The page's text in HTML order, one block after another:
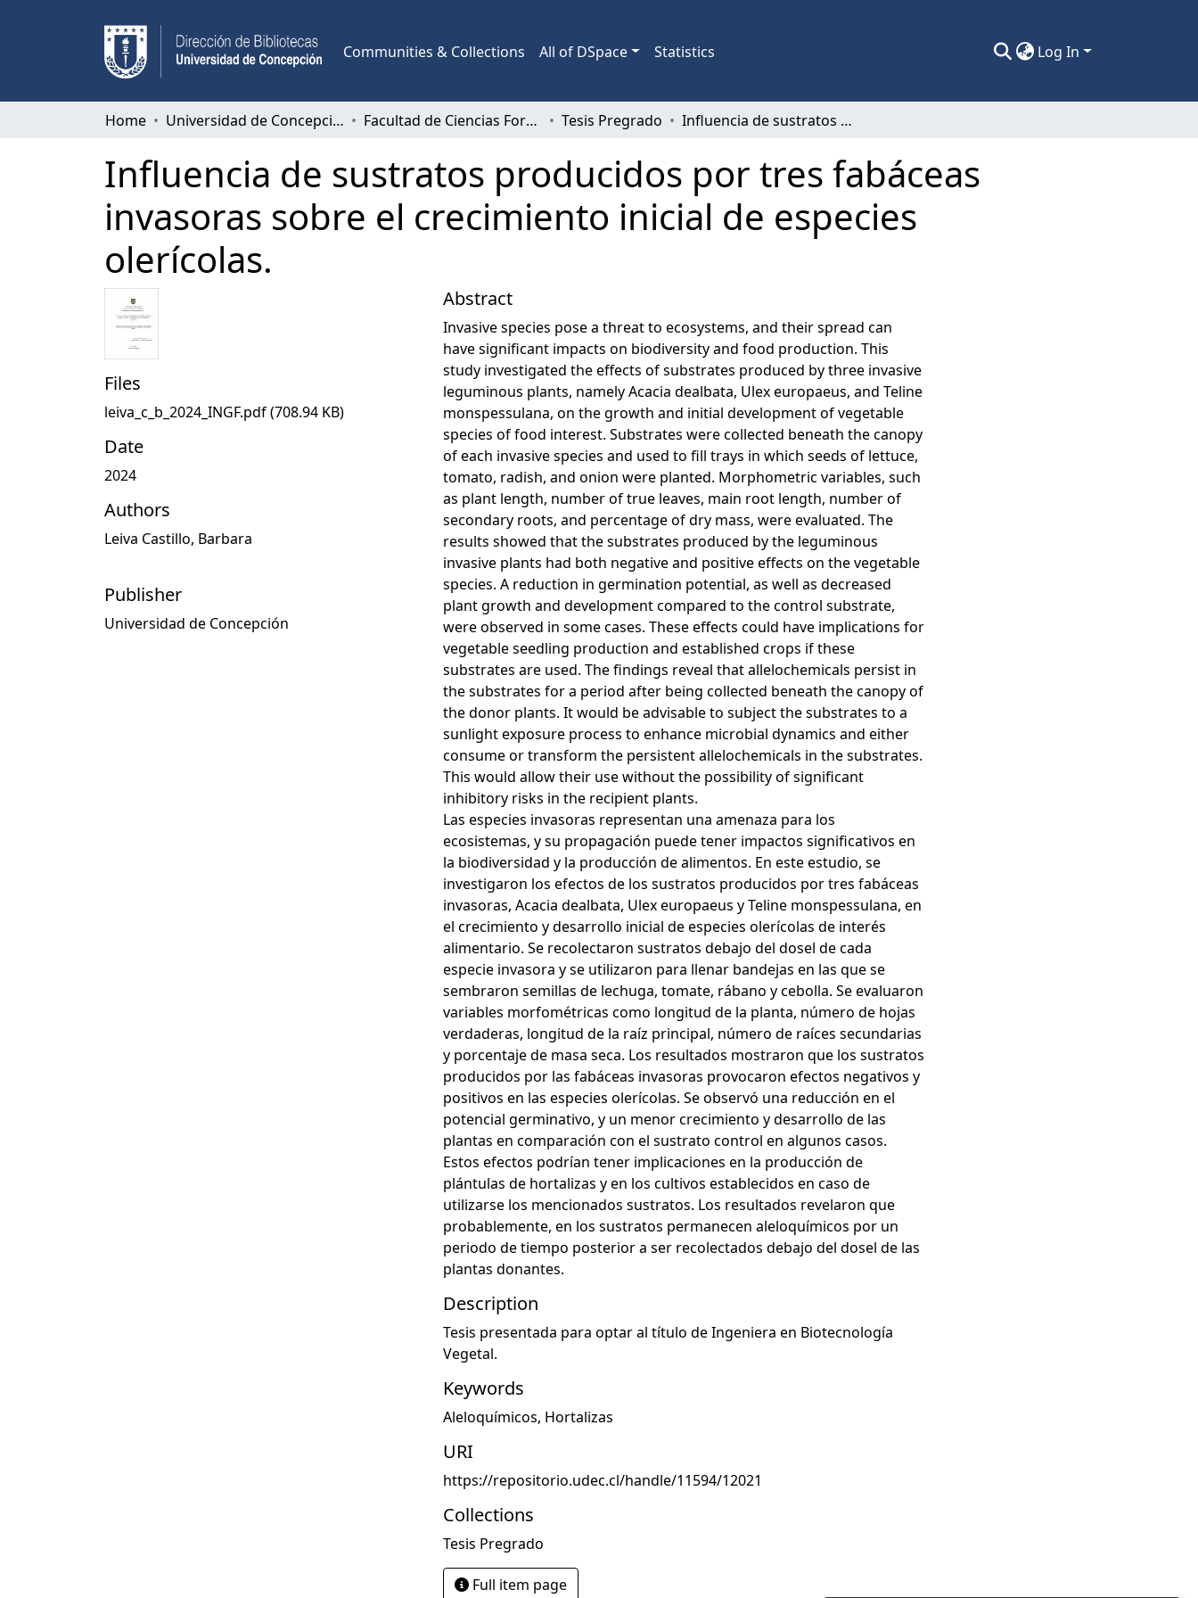
Communities & Collections All of DSpace Statistics Log In
Home Universidad de Concepción Facultad de Ciencias Forestales Tesis Pregrado Influencia de sustratos producidos por tres fabáceas invasoras sobre el crecimiento inicial de especies olerícolas.
Influencia de sustratos producidos por tres fabáceas
invasoras sobre el crecimiento inicial de especies
olerícolas.
Files
leiva_c_b_2024_INGF.pdf(708.94 KB)
Date
2024
Authors
Leiva Castillo, Barbara
Publisher
Universidad de Concepción
Abstract
Invasive species pose a threat to ecosystems, and their spread can
have significant impacts on biodiversity and food production. This
study investigated the effects of substrates produced by three invasive
leguminous plants, namely Acacia dealbata, Ulex europaeus, and Teline
monspessulana, on the growth and initial development of vegetable
species of food interest. Substrates were collected beneath the canopy
of each invasive species and used to fill trays in which seeds of lettuce,
tomato, radish, and onion were planted. Morphometric variables, such
as plant length, number of true leaves, main root length, number of
secondary roots, and percentage of dry mass, were evaluated. The
results showed that the substrates produced by the leguminous
invasive plants had both negative and positive effects on the vegetable
species. A reduction in germination potential, as well as decreased
plant growth and development compared to the control substrate,
were observed in some cases. These effects could have implications for
vegetable seedling production and established crops if these
substrates are used. The findings reveal that allelochemicals persist in
the substrates for a period after being collected beneath the canopy of
the donor plants. It would be advisable to subject the substrates to a
sunlight exposure process to enhance microbial dynamics and either
consume or transform the persistent allelochemicals in the substrates.
This would allow their use without the possibility of significant
inhibitory risks in the recipient plants.
Las especies invasoras representan una amenaza para los
ecosistemas, y su propagación puede tener impactos significativos en
la biodiversidad y la producción de alimentos. En este estudio, se
investigaron los efectos de los sustratos producidos por tres fabáceas
invasoras, Acacia dealbata, Ulex europaeus y Teline monspessulana, en
el crecimiento y desarrollo inicial de especies olerícolas de interés
alimentario. Se recolectaron sustratos debajo del dosel de cada
especie invasora y se utilizaron para llenar bandejas en las que se
sembraron semillas de lechuga, tomate, rábano y cebolla. Se evaluaron
variables morfométricas como longitud de la planta, número de hojas
verdaderas, longitud de la raíz principal, número de raíces secundarias
y porcentaje de masa seca. Los resultados mostraron que los sustratos
producidos por las fabáceas invasoras provocaron efectos negativos y
positivos en las especies olerícolas. Se observó una reducción en el
potencial germinativo, y un menor crecimiento y desarrollo de las
plantas en comparación con el sustrato control en algunos casos.
Estos efectos podrían tener implicaciones en la producción de
plántulas de hortalizas y en los cultivos establecidos en caso de
utilizarse los mencionados sustratos. Los resultados revelaron que
probablemente, en los sustratos permanecen aleloquímicos por un
periodo de tiempo posterior a ser recolectados debajo del dosel de las
plantas donantes.
Description
Tesis presentada para optar al título de Ingeniera en Biotecnología
Vegetal.
Keywords
Aleloquímicos, Hortalizas
URI
https://repositorio.udec.cl/handle/11594/12021
Collections
Tesis Pregrado
Full item page